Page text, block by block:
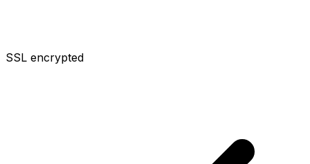
SSL encrypted